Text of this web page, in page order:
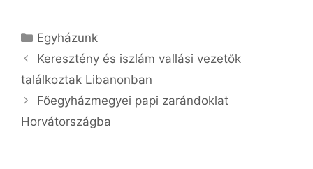
Kategória
Egyházunk
Keresztény és iszlám vallási vezetők
találkoztak Libanonban
Főegyházmegyei papi zarándoklat
Horvátországba